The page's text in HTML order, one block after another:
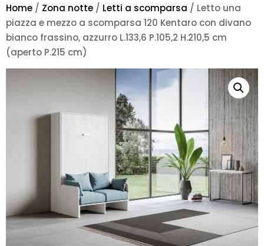
Home / Zona notte / Letti a scomparsa / Letto una
piazza e mezzo a scomparsa 120 Kentaro con divano
bianco frassino, azzurro L.133,6 P.105,2 H.210,5 cm
(aperto P.215 cm)